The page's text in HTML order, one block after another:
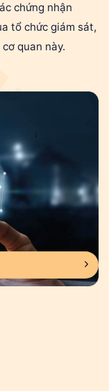
chứng nhận
tổ chức giám sát,
quan này.